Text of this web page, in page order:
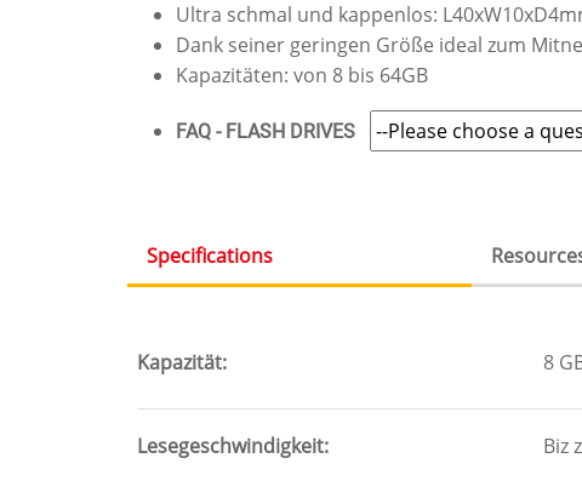
Ultra schmal und kappenlos:
Dank seiner geringen Größe ideal zum
Kapazitäten: von 8 bis 64GB
FAQ - FLASH DRIVES
Specifications
(active
Kapazität 8
Lesegeschwindigkeit Biz